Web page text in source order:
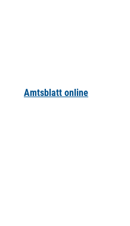
Amtsblatt online